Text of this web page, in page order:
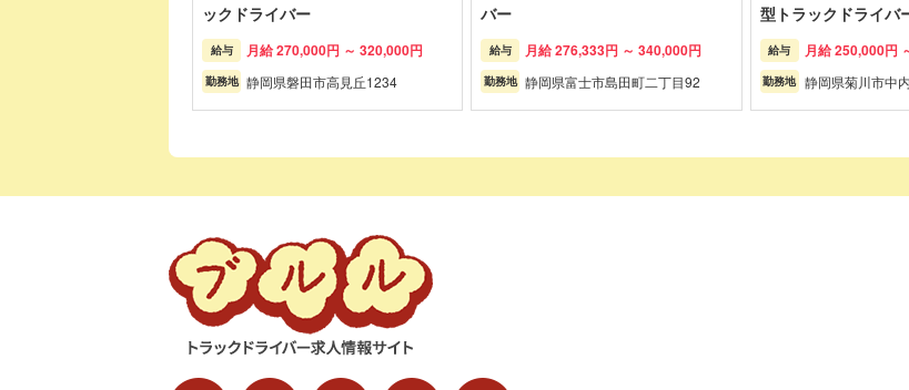
ックドライバー
給与 月給 270,000円 ～ 320,000円
勤務地 静岡県磐田市高見丘1234
バー
給与 月給 276,333円 ～ 340,000円
勤務地 静岡県富士市島田町二丁目92
型トラックドライバ
給与 月給 250,000円
勤務地 静岡県菊川市中